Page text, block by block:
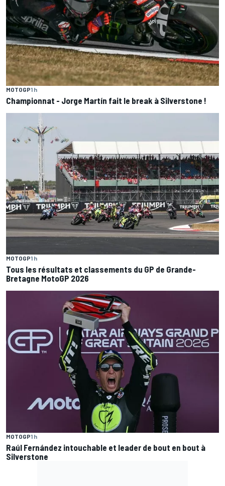
MOTOGP1 h
Championnat - Jorge Martín fait le break à Silverstone !
MOTOGP1 h
Tous les résultats et classements du GP de Grande-
Bretagne MotoGP 2026
MOTOGP1 h
Raúl Fernández intouchable et leader de bout en bout à
Silverstone